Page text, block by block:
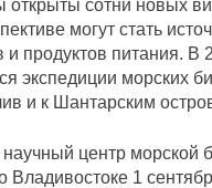
открыты сотни новых
могут стать
и продуктов питания. В
экспедиции морских
и к Шантарским
центр морской
Владивостоке 1